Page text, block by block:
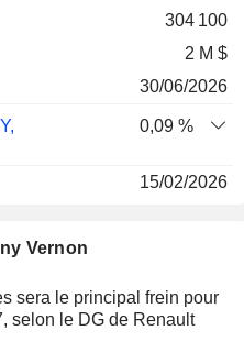
304 100
2 M $
30/06/2026
0,09 %
15/02/2026
Vernon
sera le principal frein pour
selon le DG de Renault